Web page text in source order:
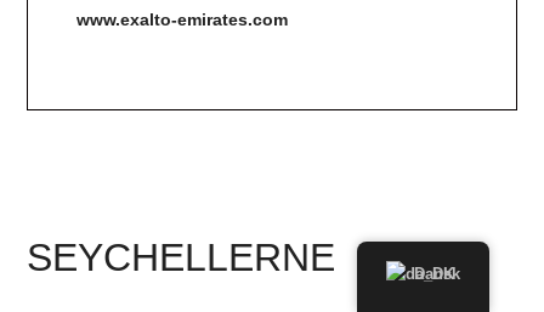
www.exalto-emirates.com
SEYCHELLERNE Dansk